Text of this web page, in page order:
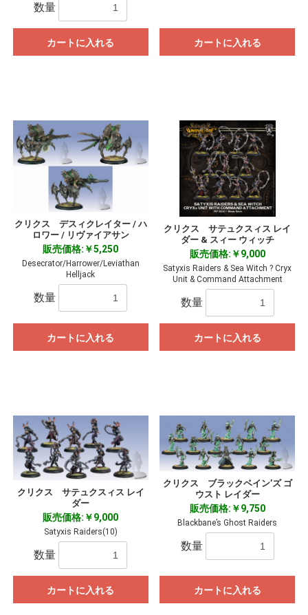
数量
カートに入れる カートに入れる
クリクス デスィクレイター / ハ
ロワー / リヴァイアサン
販売価格:￥5,250
Desecrator/Harrower/Leviathan
Helljack
数量
カートに入れる
クリクス サテュクスィス レイ
ダー & スィー ウィッチ
販売価格:￥9,000
Satyxis Raiders & Sea Witch ? Cryx
Unit & Command Attachment
数量
カートに入れる
クリクス サテュクスィス レイ
ダー
販売価格:￥9,000
Satyxis Raiders(10)
数量
カートに入れる
クリクス ブラックベイン’ズ ゴ
ウスト レイダー
販売価格:￥9,750
Blackbane’s Ghost Raiders
数量
カートに入れる